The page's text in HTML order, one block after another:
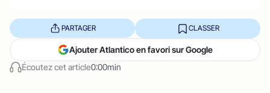
Écoutez cet article0:00min
PARTAGER CLASSER
Ajouter Atlantico en favori sur Google